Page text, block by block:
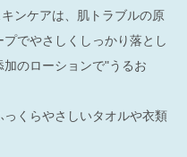
ンケアは、肌トラブルの原
でやさしくしっかり落とし
のローションで"うるお
くらやさしいタオルや衣類